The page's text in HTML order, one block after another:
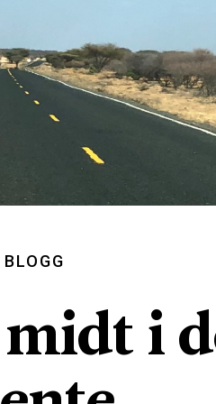
BLOGG
i